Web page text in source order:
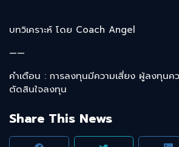
บทวิเคราะห์ โดย Coach Angel
——
คำเตือน : การลงทุนมีความเสี่ยง ผู้ลงทุน
ตัดสินใจลงทุน
Share This News